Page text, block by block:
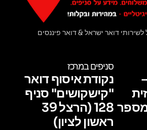
דואר ישראל & דואר פיננסים
מספר
סניפים במרכז
נקודת איסוף דואר
"קישקושים" סניף
128 (הרצל 39
ראשון לציון)